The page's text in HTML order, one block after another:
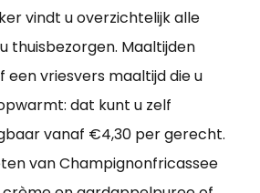
vindt u overzichtelijk alle
thuisbezorgen. Maaltijden
een vriesvers maaltijd die u
dat kunt u zelf
vanaf €4,30 per gerecht.
van Champignonfricassee